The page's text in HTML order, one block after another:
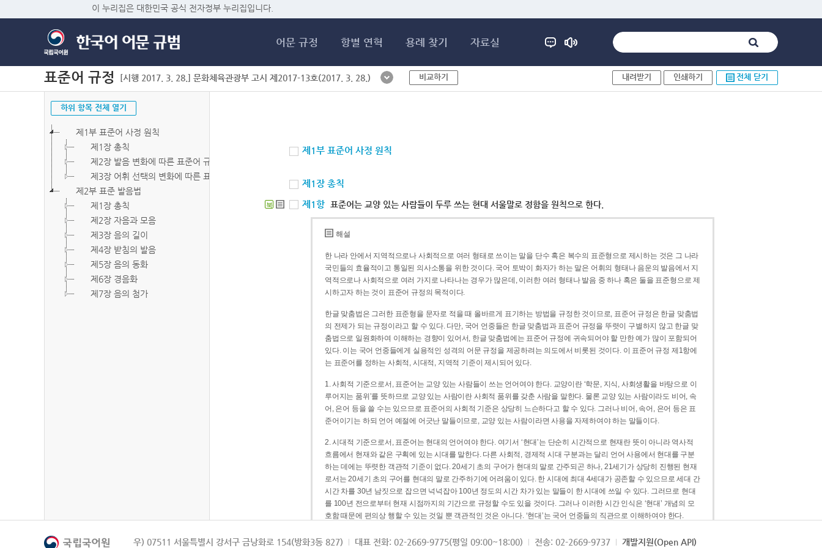
이 누리집은 대한민국 공식 전자정부 누리집입니다.
어문 규정 항별 연혁 용례 찾기 자료실
표준어 규정 [시행 2017. 3. 28.] 문화체육관광부 고시 제2017-13호(2017. 3. 28.) 비교하기 내려받기 인쇄하기 전체 닫기
하위 항목 전체 열기
제1부 표준어 사정 원칙
제1장 총칙
제2장 발음 변화에 따른 표준어 규정
제3장 어휘 선택의 변화에 따른 표준어 규정
제2부 표준 발음법
제1장 총칙
제2장 자음과 모음
제3장 음의 길이
제4장 받침의 발음
제5장 음의 동화
제6장 경음화
제7장 음의 첨가
제1부 표준어 사정 원칙
제1장 총칙
북 제1항 표준어는 교양 있는 사람들이 두루 쓰는 현대 서울말로 정함을 원칙으로 한다.
해설
한 나라 안에서 지역적으로나 사회적으로 여러 형태로 쓰이는 말을 단수 혹은 복수의 표준형으로 제시하는 것은 그 나라
국민들의 효율적이고 통일된 의사소통을 위한 것이다. 국어 토박이 화자가 하는 말은 어휘의 형태나 음운의 발음에서 지
역적으로나 사회적으로 여러 가지로 나타나는 경우가 많은데, 이러한 여러 형태나 발음 중 하나 혹은 둘을 표준형으로 제
시하고자 하는 것이 표준어 규정의 목적이다.
한글 맞춤법은 그러한 표준형을 문자로 적을 때 올바르게 표기하는 방법을 규정한 것이므로, 표준어 규정은 한글 맞춤법
의 전제가 되는 규정이라고 할 수 있다. 다만, 국어 언중들은 한글 맞춤법과 표준어 규정을 뚜렷이 구별하지 않고 한글 맞
춤법으로 일원화하여 이해하는 경향이 있어서, 한글 맞춤법에는 표준어 규정에 귀속되어야 할 만한 예가 많이 포함되어
있다. 이는 국어 언중들에게 실용적인 성격의 어문 규정을 제공하려는 의도에서 비롯된 것이다. 이 표준어 규정 제1항에
는 표준어를 정하는 사회적, 시대적, 지역적 기준이 제시되어 있다.
1. 사회적 기준으로서, 표준어는 교양 있는 사람들이 쓰는 언어여야 한다. 교양이란 ‘학문, 지식, 사회생활을 바탕으로 이
루어지는 품위’를 뜻하므로 교양 있는 사람이란 사회적 품위를 갖춘 사람을 말한다. 물론 교양 있는 사람이라도 비어, 속
어, 은어 등을 쓸 수는 있으므로 표준어의 사회적 기준은 상당히 느슨하다고 할 수 있다. 그러나 비어, 속어, 은어 등은 표
준어이기는 하되 언어 예절에 어긋난 말들이므로, 교양 있는 사람이라면 사용을 자제하여야 하는 말들이다.
2. 시대적 기준으로서, 표준어는 현대의 언어여야 한다. 여기서 ‘현대’는 단순히 시간적으로 현재란 뜻이 아니라 역사적
흐름에서 현재와 같은 구획에 있는 시대를 말한다. 다른 사회적, 경제적 시대 구분과는 달리 언어 사용에서 현대를 구분
하는 데에는 뚜렷한 객관적 기준이 없다. 20세기 초의 구어가 현대의 말로 간주되곤 하나, 21세기가 상당히 진행된 현재
로서는 20세기 초의 구어를 현대의 말로 간주하기에 어려움이 있다. 한 시대에 최대 4세대가 공존할 수 있으므로 세대 간
시간 차를 30년 남짓으로 잡으면 넉넉잡아 100년 정도의 시간 차가 있는 말들이 한 시대에 쓰일 수 있다. 그러므로 현대
를 100년 전으로부터 현재 시점까지의 기간으로 규정할 수도 있을 것이다. 그러나 이러한 시간 인식은 ‘현대’ 개념의 모
호함 때문에 편의상 행할 수 있는 것일 뿐 객관적인 것은 아니다. ‘현대’는 국어 언중들의 직관으로 이해하여야 한다.
3. 지역적 기준으로서, 표준어는 서울말이어야 한다. 이는 표준어의 공용어적 성격을 가장 크게 드러내 주는 기준이다.
우) 07511 서울특별시 강서구 금낭화로 154(방화3동 827) 대표 전화: 02-2669-9775(평일 09:00~18:00) 전송: 02-2669-9737 개발지원(Open API)